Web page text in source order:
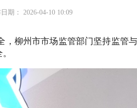
期： 2026-04-10 10:09
柳州市市场监管部门坚持监管